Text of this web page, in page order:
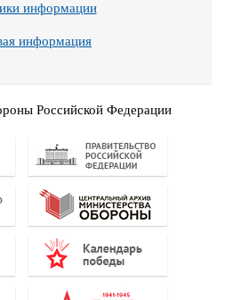
информации
информация
Российской Федерации